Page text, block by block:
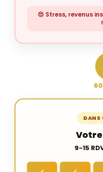
😔 Stress, revenus
DANS
9-15